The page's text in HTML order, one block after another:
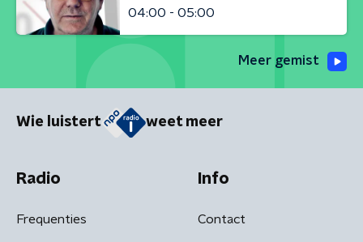
04:00 - 05:00
Meer gemist
Wie luistert weet meer
Radio
Frequenties
Info
Contact